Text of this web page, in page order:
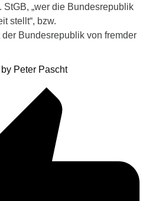
StGB, „wer die Bundesrepublik
stellt“, bzw.
Bundesrepublik von fremder
Peter Pascht